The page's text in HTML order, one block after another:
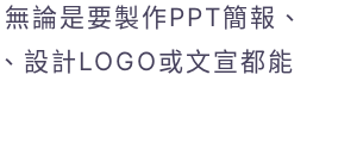
論是要製作PPT簡報、
設計LOGO或文宣都能